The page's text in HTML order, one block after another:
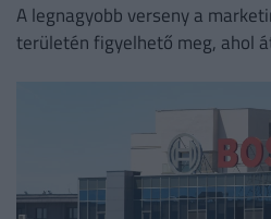
A legnagyobb verseny a
területén figyelhető meg, ahol